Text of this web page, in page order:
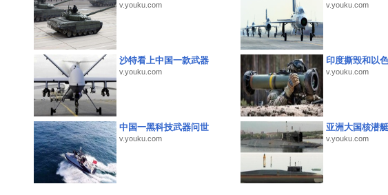
v.youku.com v.youku.com
沙特看上中国一款武器
v.youku.com
印度撕毁和以
v.youku.com
中国一黑科技武器问世
v.youku.com
亚洲大国核潜
v.youku.com